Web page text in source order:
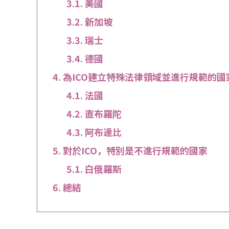
美國
新加坡
瑞士
德國
為ICO建立特殊法律領域並進行規範的國
法國
直布羅陀
阿布達比
對於ICO，特別是不進行規範的國家
白俄羅斯
總結